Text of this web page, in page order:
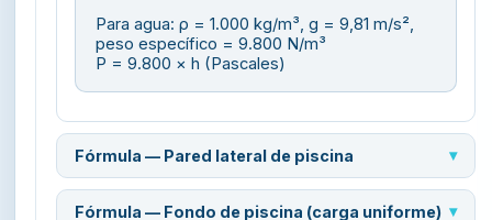
Para agua: ρ = 1.000 kg/m³, g = 9,81 m/s²,
peso específico = 9.800 N/m³
P = 9.800 × h (Pascales)
Fórmula — Pared lateral de piscina
Fórmula — Fondo de piscina (carga uniforme)